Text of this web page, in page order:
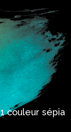
couleur sépia